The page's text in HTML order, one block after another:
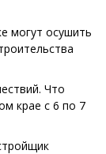
могут осушить
Что
крае с 6 по 7